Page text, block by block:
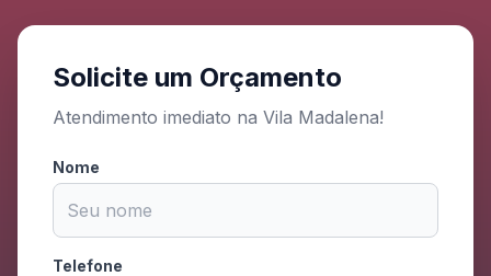
Solicite um Orçamento
Atendimento imediato na Vila Madalena!
Nome
Telefone